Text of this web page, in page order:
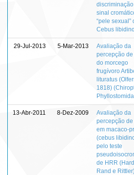
sinal
“pele sexual”
Cebus
29-Jul-2013 5-Mar-2013
Avaliação da
percepção
do morcego
frugívoro
lituratus
1818)
13-Abr-2011 8-Dez-2009
Avaliação da
percepção
em macaco-
(cebus
pelo teste
de HRR (Hard,
Rand e